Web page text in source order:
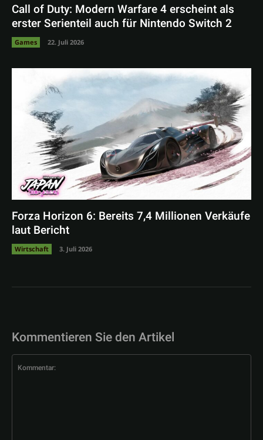
Call of Duty: Modern Warfare 4 erscheint als
erster Serienteil auch für Nintendo Switch 2
Games 22. Juli 2026
Forza Horizon 6: Bereits 7,4 Millionen Verkäufe
laut Bericht
Wirtschaft 3. Juli 2026
Kommentieren Sie den Artikel